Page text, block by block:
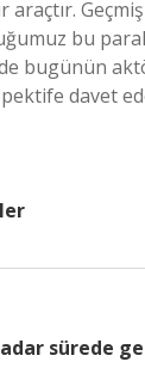
bu
bugünün
davet
sürede